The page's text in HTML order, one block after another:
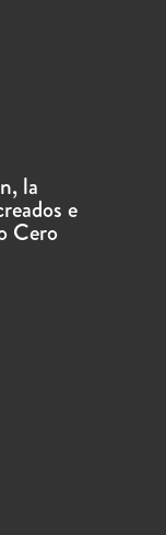
la
e
Cero